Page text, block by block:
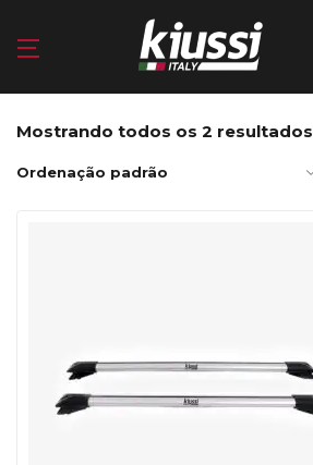
Mostrando todos os 2 resultados